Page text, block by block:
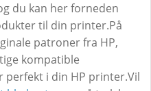
du kan her forneden
til din printer.På
patroner fra HP,
kompatible
i din HP printer.Vil